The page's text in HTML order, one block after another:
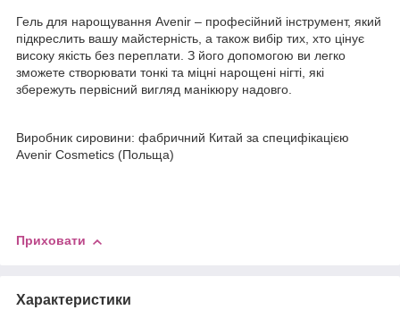
Гель для нарощування Avenir – професійний інструмент, який
підкреслить вашу майстерність, а також вибір тих, хто цінує
високу якість без переплати. З його допомогою ви легко
зможете створювати тонкі та міцні нарощені нігті, які
збережуть первісний вигляд манікюру надовго.
Виробник сировини: фабричний Китай за специфікацією
Avenir Cosmetics (Польща)
Приховати
Характеристики